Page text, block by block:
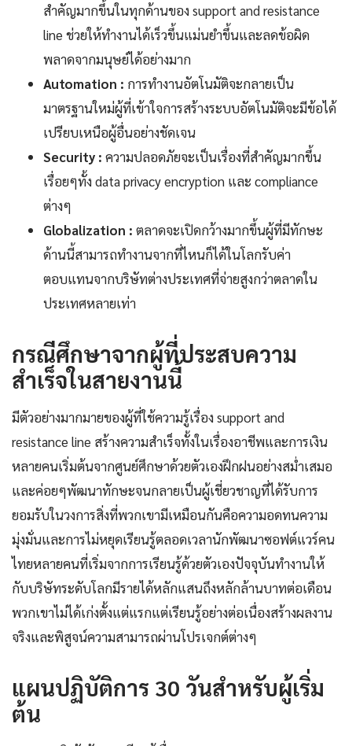
สำคัญมากขึ้นในทุกด้านของ support and resistance
line ช่วยให้ทำงานได้เร็วขึ้นแม่นยำขึ้นและลดข้อผิด
พลาดจากมนุษย์ได้อย่างมาก
Automation : การทำงานอัตโนมัติจะกลายเป็น
มาตรฐานใหม่ผู้ที่เข้าใจการสร้างระบบอัตโนมัติจะมีข้อได้
เปรียบเหนือผู้อื่นอย่างชัดเจน
Security : ความปลอดภัยจะเป็นเรื่องที่สำคัญมากขึ้น
เรื่อยๆทั้ง data privacy encryption และ compliance
ต่างๆ
Globalization : ตลาดจะเปิดกว้างมากขึ้นผู้ที่มีทักษะ
ด้านนี้สามารถทำงานจากที่ไหนก็ได้ในโลกรับค่า
ตอบแทนจากบริษัทต่างประเทศที่จ่ายสูงกว่าตลาดใน
ประเทศหลายเท่า
กรณีศึกษาจากผู้ที่ประสบความ
สำเร็จในสายงานนี้
มีตัวอย่างมากมายของผู้ที่ใช้ความรู้เรื่อง support and
resistance line สร้างความสำเร็จทั้งในเรื่องอาชีพและการเงิน
หลายคนเริ่มต้นจากศูนย์ศึกษาด้วยตัวเองฝึกฝนอย่างสม่ำเสมอ
และค่อยๆพัฒนาทักษะจนกลายเป็นผู้เชี่ยวชาญที่ได้รับการ
ยอมรับในวงการสิ่งที่พวกเขามีเหมือนกันคือความอดทนความ
มุ่งมั่นและการไม่หยุดเรียนรู้ตลอดเวลานักพัฒนาซอฟต์แวร์คน
ไทยหลายคนที่เริ่มจากการเรียนรู้ด้วยตัวเองปัจจุบันทำงานให้
กับบริษัทระดับโลกมีรายได้หลักแสนถึงหลักล้านบาทต่อเดือน
พวกเขาไม่ได้เก่งตั้งแต่แรกแต่เรียนรู้อย่างต่อเนื่องสร้างผลงาน
จริงและพิสูจน์ความสามารถผ่านโปรเจกต์ต่างๆ
แผนปฏิบัติการ 30 วันสำหรับผู้เริ่ม
ต้น